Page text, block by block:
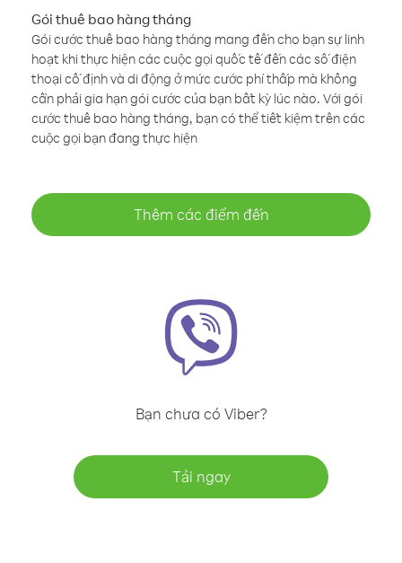
Gói thuê bao hàng tháng
Gói cước thuê bao hàng tháng mang đến cho bạn sự linh
hoạt khi thực hiện các cuộc gọi quốc tế đến các số điện
thoại cố định và di động ở mức cước phí thấp mà không
cần phải gia hạn gói cước của bạn bất kỳ lúc nào. Với gói
cước thuê bao hàng tháng, bạn có thể tiết kiệm trên các
cuộc gọi bạn đang thực hiện
Thêm các điểm đến
Bạn chưa có Viber?
Tải ngay